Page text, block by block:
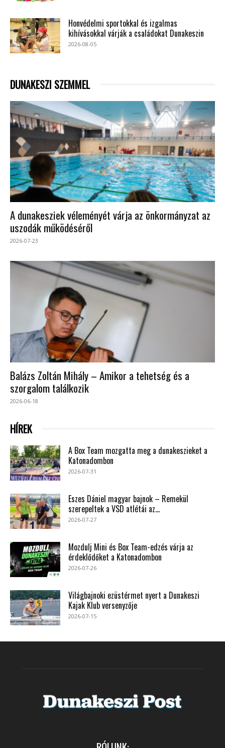
Honvédelmi sportokkal és izgalmas
kihívásokkal várják a családokat Dunakeszin
2026-08-05
DUNAKESZI SZEMMEL
A dunakesziek véleményét várja az önkormányzat az
uszodák működéséről
2026-07-23
Balázs Zoltán Mihály – Amikor a tehetség és a
szorgalom találkozik
2026-06-18
HÍREK
A Box Team mozgatta meg a dunakeszieket a
Katonadombon
2026-07-31
Eszes Dániel magyar bajnok – Remekül
szerepeltek a VSD atlétái az...
2026-07-27
Mozdulj Mini és Box Team-edzés várja az
érdeklődőket a Katonadombon
2026-07-26
Világbajnoki ezüstérmet nyert a Dunakeszi
Kajak Klub versenyzője
2026-07-15